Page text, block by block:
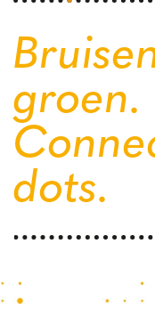
groen.
dots.